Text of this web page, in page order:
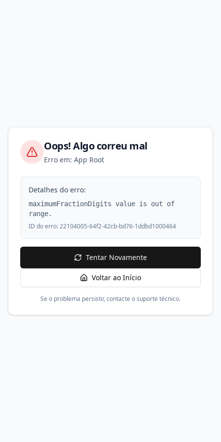
Oops! Algo correu mal
Erro em: App Root
Detalhes do erro:
maximumFractionDigits value is out of
range.
ID do erro:22104005-64f2-42cb-bd76-1ddbd1000464
Tentar Novamente
Voltar ao Início
Se o problema persistir, contacte o suporte técnico.